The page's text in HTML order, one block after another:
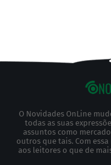
O Novidades OnLine
todas as suas
assuntos como
outros que tais. Com
aos leitores o que de